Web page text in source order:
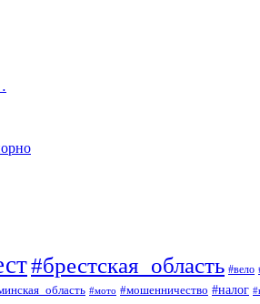
#брестская_область #вело
#мото #мошенничество #налог